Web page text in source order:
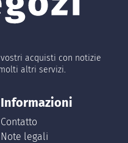
acquisti con notizie
altri servizi.
Informazioni
Contatto
Note legali